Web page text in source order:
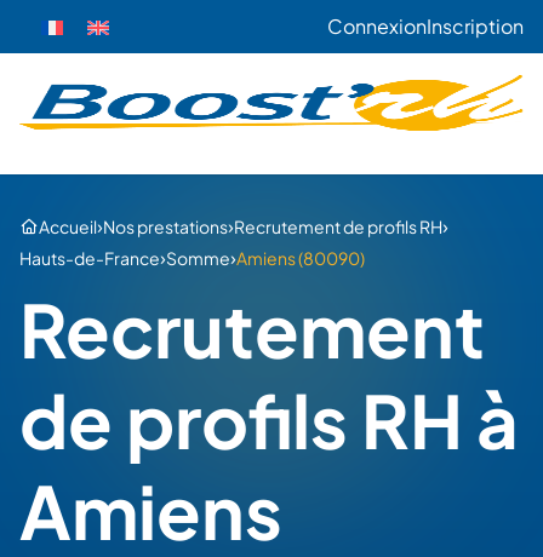
ConnexionInscription
Accueil›Nos prestations›Recrutement de profils RH›
Hauts-de-France›Somme›Amiens (80090)
Recrutement
de profils RH à
Amiens